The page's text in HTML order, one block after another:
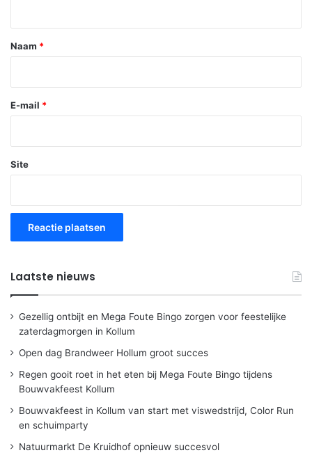
*
Naam *
E-mail *
Site
Laatste nieuws
Gezellig ontbijt en Mega Foute Bingo zorgen voor feestelijke
zaterdagmorgen in Kollum
Open dag Brandweer Hollum groot succes
Regen gooit roet in het eten bij Mega Foute Bingo tijdens
Bouwvakfeest Kollum
Bouwvakfeest in Kollum van start met viswedstrijd, Color Run
en schuimparty
Natuurmarkt De Kruidhof opnieuw succesvol